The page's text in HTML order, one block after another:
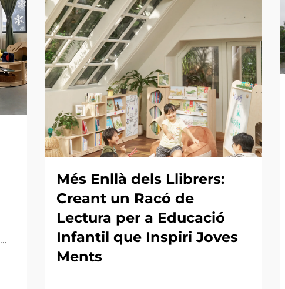
Més Enllà dels Llibrers:
Creant un Racó de
Lectura per a Educació
Infantil que Inspiri Joves
Ments